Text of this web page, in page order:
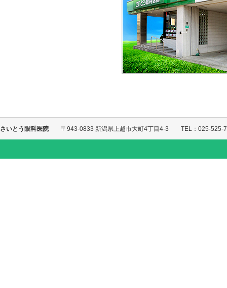
さいとう眼科医院 〒943-0833 新潟県上越市大町4丁目4-3 TEL：025-525-